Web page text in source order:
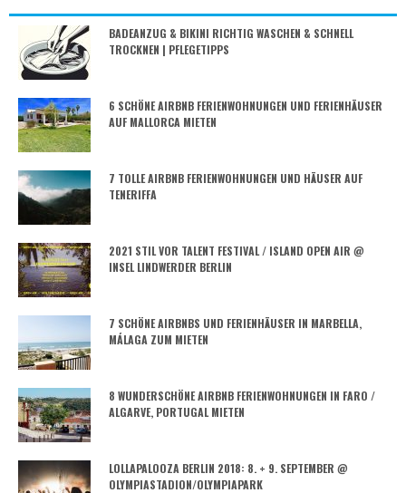
BADEANZUG & BIKINI RICHTIG WASCHEN & SCHNELL
TROCKNEN | PFLEGETIPPS
6 SCHÖNE AIRBNB FERIENWOHNUNGEN UND FERIENHÄUSER
AUF MALLORCA MIETEN
7 TOLLE AIRBNB FERIENWOHNUNGEN UND HÄUSER AUF
TENERIFFA
2021 STIL VOR TALENT FESTIVAL / ISLAND OPEN AIR @
INSEL LINDWERDER BERLIN
7 SCHÖNE AIRBNBS UND FERIENHÄUSER IN MARBELLA,
MÁLAGA ZUM MIETEN
8 WUNDERSCHÖNE AIRBNB FERIENWOHNUNGEN IN FARO /
ALGARVE, PORTUGAL MIETEN
LOLLAPALOOZA BERLIN 2018: 8. + 9. SEPTEMBER @
OLYMPIASTADION/OLYMPIAPARK